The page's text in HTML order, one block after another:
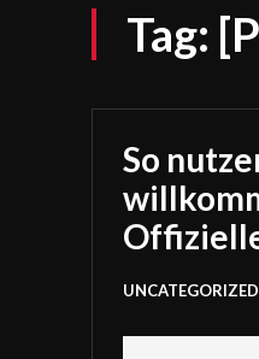
Tag:
So
UNCATEGORIZED